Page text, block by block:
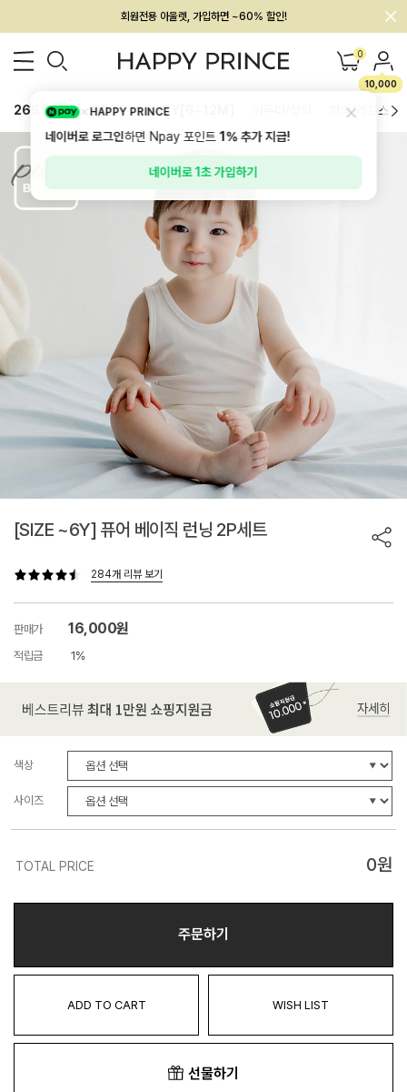
회원전용 아울렛, 가입하면 ~60% 할인!
멤버십 최대 28,000원 혜택 0
10,000
26SS 신상 BEST BABY[6~12M] 하의/레깅스
[SIZE ~6Y] 퓨어 베이직 런닝 2P세트
284개 리뷰 보기
판매가 16,000원
적립금 1%
색상
사이즈
TOTAL PRICE 0원
주문하기
ADD TO CART WISH LIST
선물하기
HAPPY PRINCE
네이버로 로그인하면 Npay 포인트1%추가 지급!
네이버로 1초 가입하기